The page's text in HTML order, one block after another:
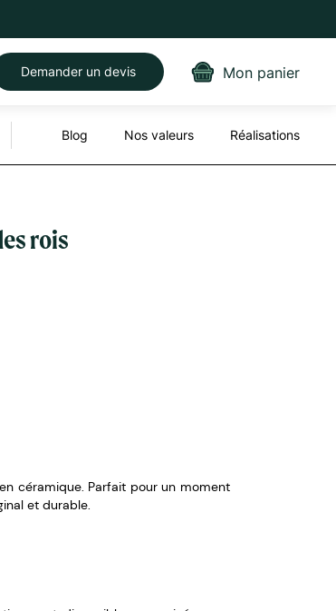
Demander un devis Mon panier
Blog Nos valeurs Réalisations
rois
céramique. Parfait pour un moment
et durable.